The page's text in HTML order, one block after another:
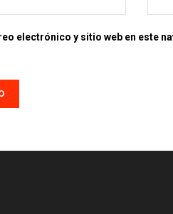
electrónico y sitio web en este